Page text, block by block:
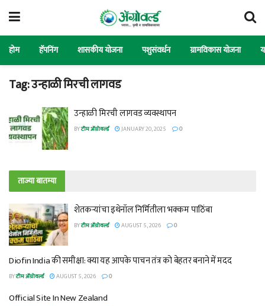
होम हॅपनिंग शासकीय योजना पशुसंवर्धन ग्रामविकास योजना
Tag:उन्हाळी मिरची लागवड
उन्हाळी मिरची लागवड व्यवस्थापन
BYटीम ॲग्रोवर्ल्ड JANUARY 20, 2025 0
ताज्या बातम्या
शेतकऱ्यांचा इथेनॉल निर्मितीला भक्कम पाठिंबा
BYटीम ॲग्रोवर्ल्ड AUGUST 5, 2026 0
Diofin India की समीक्षा: क्या यह आपके पाचन तंत्र को बेहतर बनाने में मदद
BYटीम ॲग्रोवर्ल्ड AUGUST 5, 2026 0
Official Site In New Zealand